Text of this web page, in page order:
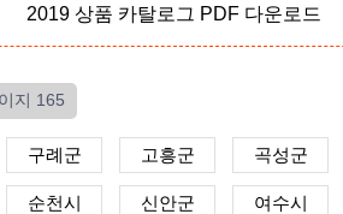
2019 상품 카탈로그 PDF 다운로드
지 165
구례군 고흥군 곡성군
순천시 신안군 여수시